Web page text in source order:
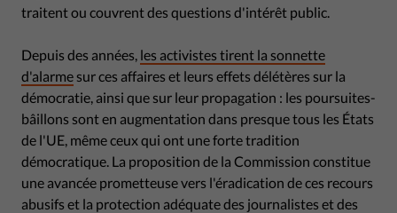
traitent ou couvrent des questions d'intérêt public.
Depuis des années, les activistes tirent la sonnette
d'alarme sur ces affaires et leurs effets délétères sur la
démocratie, ainsi que sur leur propagation : les poursuites-
bâillons sont en augmentation dans presque tous les États
de l'UE, même ceux qui ont une forte tradition
démocratique. La proposition de la Commission constitue
une avancée prometteuse vers l'éradication de ces recours
abusifs et la protection adéquate des journalistes et des